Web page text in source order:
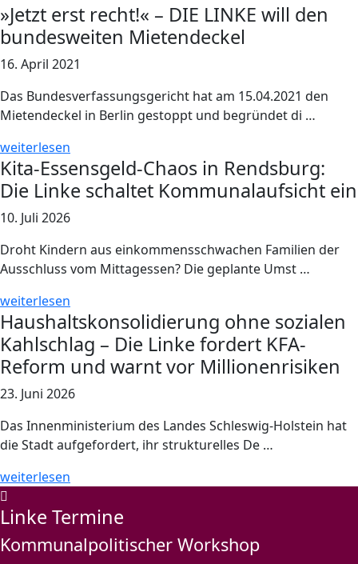
»Jetzt erst recht!« – DIE LINKE will den
bundesweiten Mietendeckel
16. April 2021
Das Bundesverfassungsgericht hat am 15.04.2021 den
Mietendeckel in Berlin gestoppt und begründet di …
weiterlesen
Kita-Essensgeld-Chaos in Rendsburg:
Die Linke schaltet Kommunalaufsicht ein
10. Juli 2026
Droht Kindern aus einkommensschwachen Familien der
Ausschluss vom Mittagessen? Die geplante Umst …
weiterlesen
Haushaltskonsolidierung ohne sozialen
Kahlschlag – Die Linke fordert KFA-
Reform und warnt vor Millionenrisiken
23. Juni 2026
Das Innenministerium des Landes Schleswig-Holstein hat
die Stadt aufgefordert, ihr strukturelles De …
weiterlesen
Linke Termine
Kommunalpolitischer Workshop